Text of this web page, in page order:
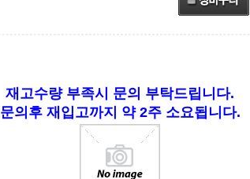
재고수량 부족시 문의 부탁드립니다.
문의후 재입고까지 약 2주 소요됩니다.